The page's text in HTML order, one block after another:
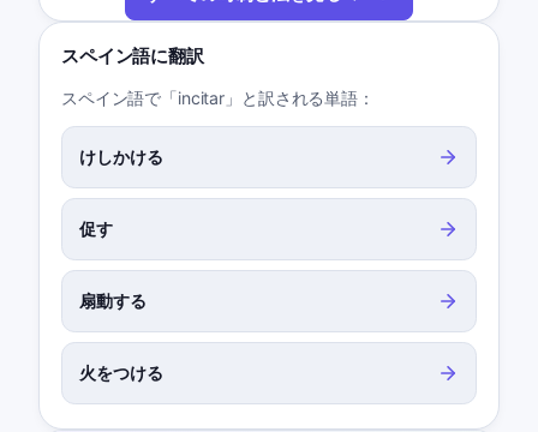
スペイン語に翻訳
スペイン語で「incitar」と訳される単語：
けしかける
促す
扇動する
火をつける